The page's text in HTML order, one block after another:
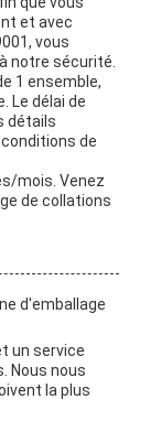
et avec
vous
notre sécurité.
1 ensemble,
Le délai de
détails
de
mois. Venez
de collations
d'emballage
un service
Nous nous
la plus